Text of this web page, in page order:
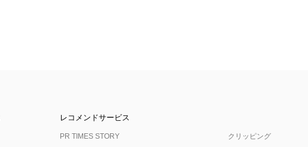
レコメンドサービス
PR TIMES STORY クリッピング